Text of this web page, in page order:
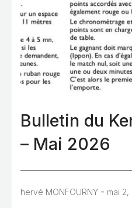
Bulletin du
– Mai 2026
hervé MONFOURNY - mai 2,